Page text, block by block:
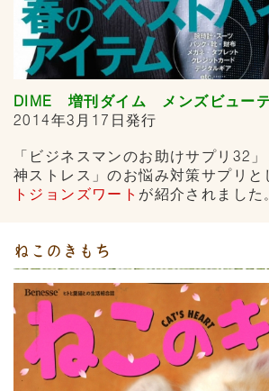
DIME 増刊ダイム メンズビュー
2014年3月17日発行
「ビジネスマンのお助けサプリ32
神ストレス」のお悩み対策サプリと
トジョンズワート が紹介されました
ねこのきもち